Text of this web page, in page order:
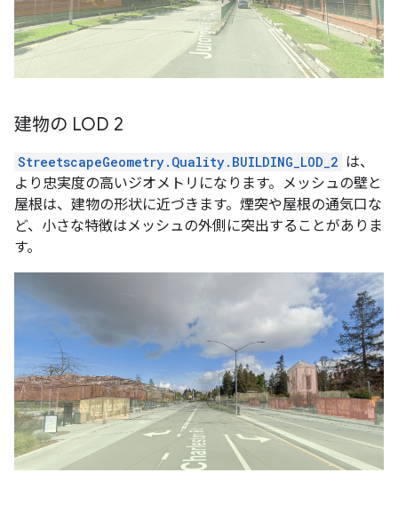
建物の LOD 2
StreetscapeGeometry.Quality.BUILDING_LOD_2 は、
より忠実度の高いジオメトリになります。メッシュの壁と
屋根は、建物の形状に近づきます。煙突や屋根の通気口な
ど、小さな特徴はメッシュの外側に突出することがありま
す。